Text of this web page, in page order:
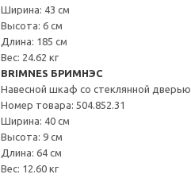
Ширина: 43 см
Высота: 6 см
Длина: 185 см
Вес: 24.62 кг
BRIMNES БРИМНЭС
Навесной шкаф со стеклянной дверью
Номер товара: 504.852.31
Ширина: 40 см
Высота: 9 см
Длина: 64 см
Вес: 12.60 кг